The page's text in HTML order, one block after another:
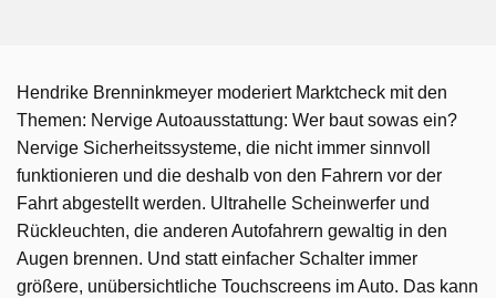
Hendrike Brenninkmeyer moderiert Marktcheck mit den
Themen: Nervige Autoausstattung: Wer baut sowas ein?
Nervige Sicherheitssysteme, die nicht immer sinnvoll
funktionieren und die deshalb von den Fahrern vor der
Fahrt abgestellt werden. Ultrahelle Scheinwerfer und
Rückleuchten, die anderen Autofahrern gewaltig in den
Augen brennen. Und statt einfacher Schalter immer
größere, unübersichtliche Touchscreens im Auto. Das kann